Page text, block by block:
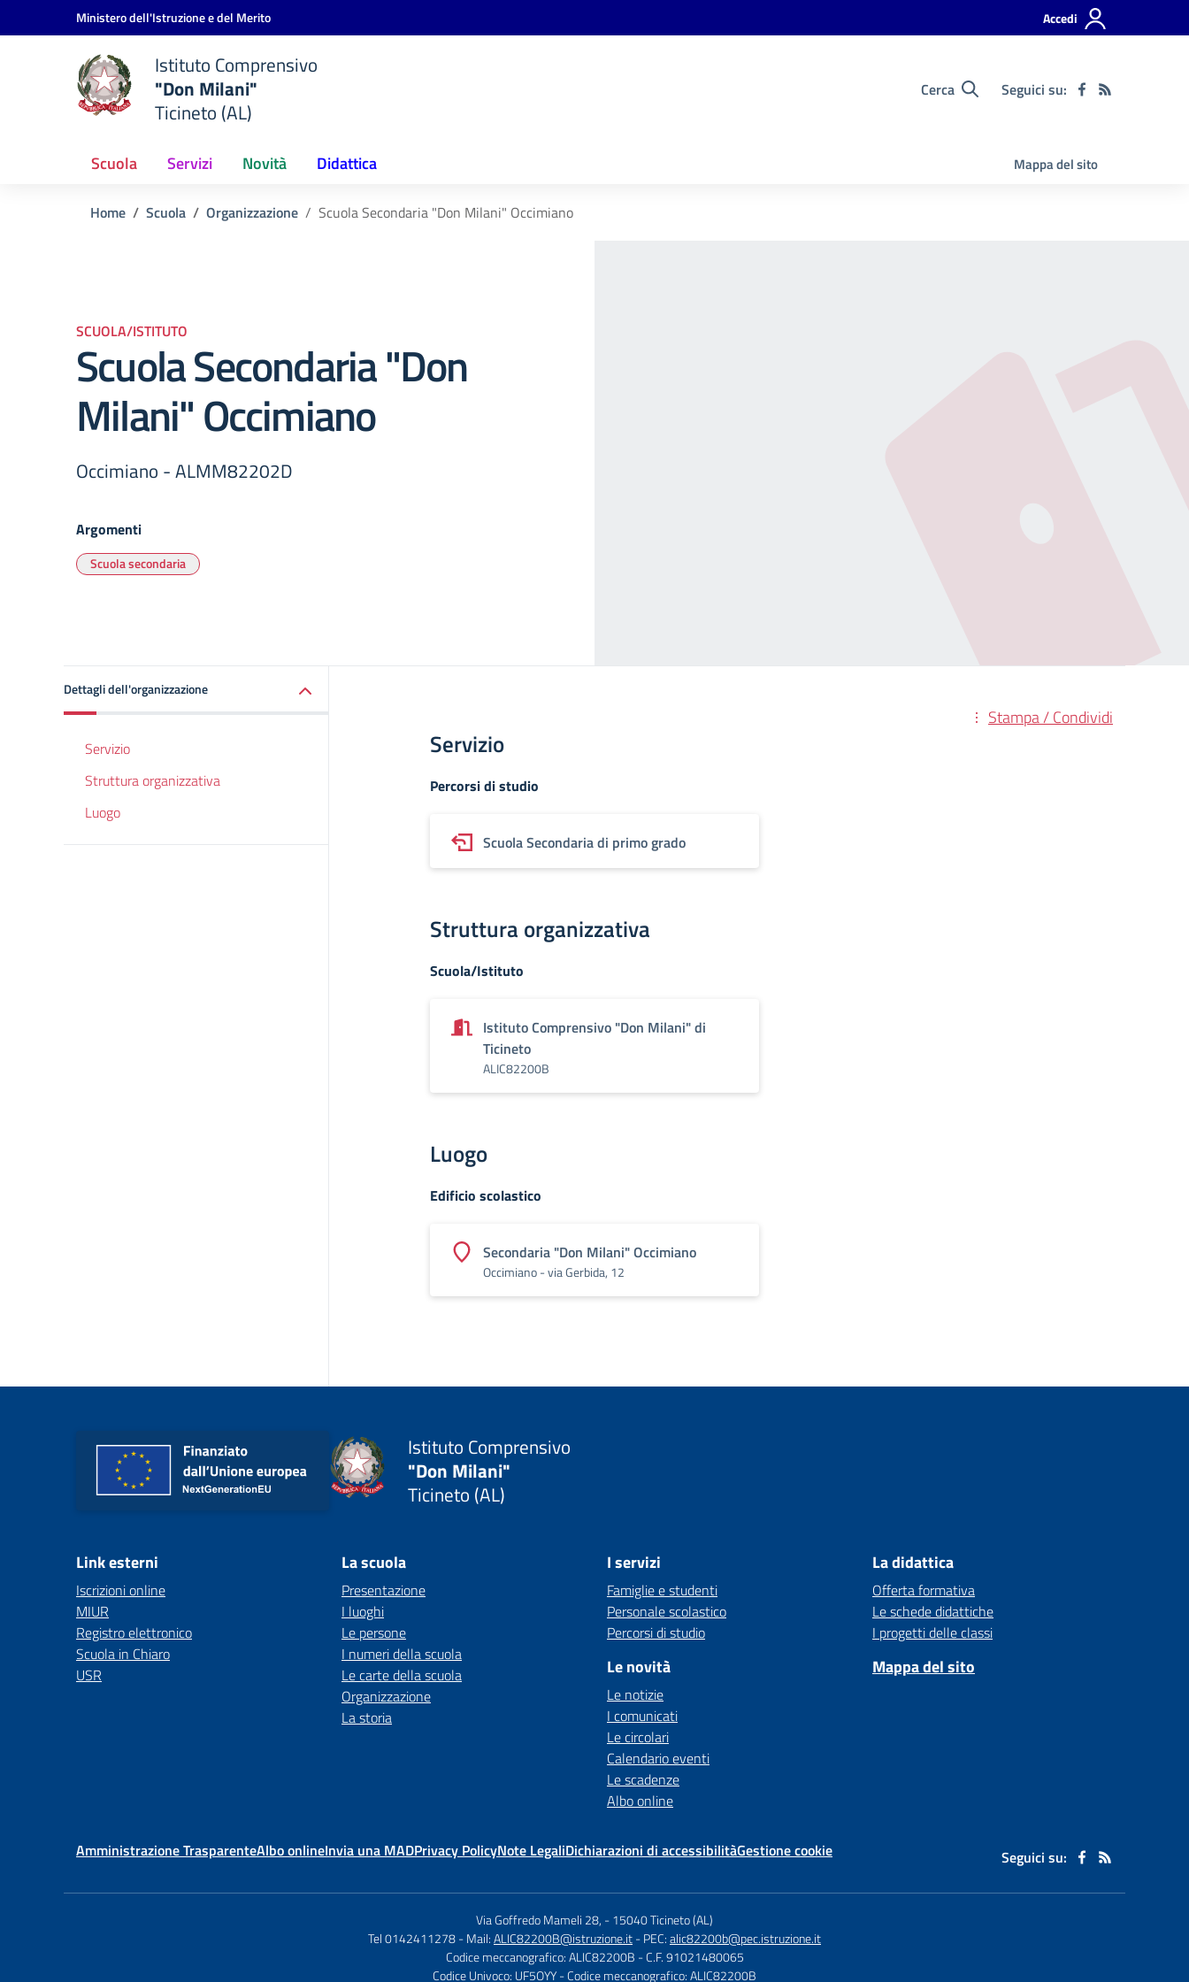
Vai ai contenuti
Vai al menu di navigazioneMinistero dell'Istruzione e del Merito Accedi
Istituto Comprensivo
"Don Milani"
Ticineto (AL)
Cerca Seguici su:
Scuola Servizi Novità Didattica Mappa del sito
Home Scuola Organizzazione Scuola Secondaria "Don Milani" Occimiano
SCUOLA/ISTITUTO
Scuola Secondaria "Don
Milani" Occimiano
Occimiano - ALMM82202D
Argomenti
Scuola secondaria
Dettagli dell'organizzazione
Servizio
Struttura organizzativa
Luogo
Stampa / Condividi
Servizio
Percorsi di studio
Scuola Secondaria di primo grado
Struttura organizzativa
Scuola/Istituto
Istituto Comprensivo "Don Milani" di
Ticineto
ALIC82200B
Luogo
Edificio scolastico
Secondaria "Don Milani" Occimiano
Occimiano - via Gerbida, 12
Istituto Comprensivo
"Don Milani"
Ticineto (AL)
Link esterni
Iscrizioni online
MIUR
Registro elettronico
Scuola in Chiaro
USR
La scuola
Presentazione
I luoghi
Le persone
I numeri della scuola
Le carte della scuola
Organizzazione
La storia
I servizi
Famiglie e studenti
Personale scolastico
Percorsi di studio
Le novità
Le notizie
I comunicati
Le circolari
Calendario eventi
Le scadenze
Albo online
La didattica
Offerta formativa
Le schede didattiche
I progetti delle classi
Mappa del sito
Amministrazione TrasparenteAlbo onlineInvia una MADPrivacy PolicyNote LegaliDichiarazioni di accessibilitàGestione cookie Seguici su:
Via Goffredo Mameli 28, -15040 Ticineto (AL)
Tel 0142411278- Mail:ALIC82200B@istruzione.it- PEC:alic82200b@pec.istruzione.it
Codice meccanografico: ALIC82200B - C.F. 91021480065
Codice Univoco: UF5OYY- Codice meccanografico: ALIC82200B